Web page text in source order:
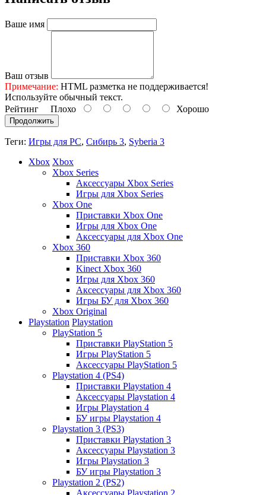
Ваше имя
Ваш отзыв
Примечание: HTML разметка не поддерживается!
Используйте обычный текст.
Рейтинг Плохо Хорошо
Продолжить
Теги: Игры для PC, Сибирь 3, Syberia 3
Xbox Xbox
Xbox Series
Аксессуары Xbox Series
Игры для Xbox Series
Xbox One
Приставки Xbox One
Игры для Xbox One
Аксессуары для Xbox One
Xbox 360
Приставки Xbox 360
Kinect Xbox 360
Игры для Xbox 360
Аксессуары для Xbox 360
Игры БУ для Xbox 360
Xbox Original
Playstation Playstation
PlayStation 5
Приставки PlayStation 5
Игры PlayStation 5
Аксессуары PlayStation 5
Playstation 4 (PS4)
Приставки Playstation 4
Аксессуары Playstation 4
Игры Playstation 4
БУ игры Playstation 4
Playstation 3 (PS3)
Приставки Playstation 3
Аксессуары Playstation 3
Игры Playstation 3
БУ игры Playstation 3
Playstation 2 (PS2)
Аксессуары Playstation 2